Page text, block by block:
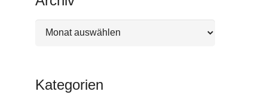
Archiv
Kategorien